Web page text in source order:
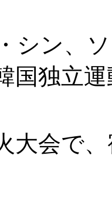
シン、
国独立
大会で